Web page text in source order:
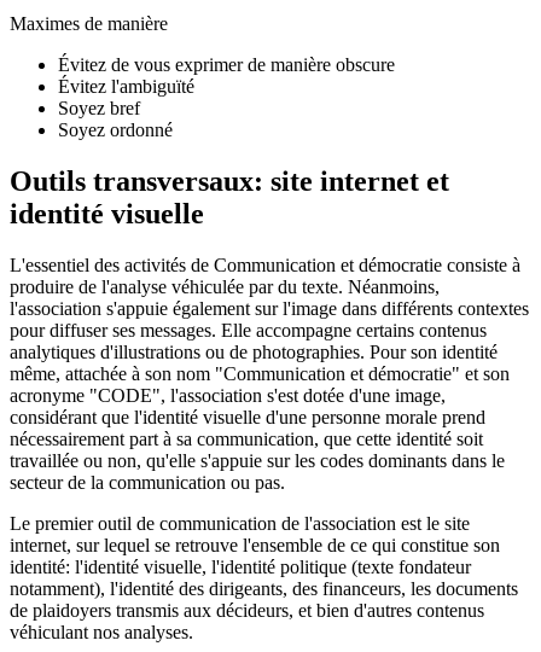
Maximes de manière
Évitez de vous exprimer de manière obscure
Évitez l'ambiguïté
Soyez bref
Soyez ordonné
Outils transversaux: site internet et
identité visuelle
L'essentiel des activités de Communication et démocratie consiste à
produire de l'analyse véhiculée par du texte. Néanmoins,
l'association s'appuie également sur l'image dans différents contextes
pour diffuser ses messages. Elle accompagne certains contenus
analytiques d'illustrations ou de photographies. Pour son identité
même, attachée à son nom "Communication et démocratie" et son
acronyme "CODE", l'association s'est dotée d'une image,
considérant que l'identité visuelle d'une personne morale prend
nécessairement part à sa communication, que cette identité soit
travaillée ou non, qu'elle s'appuie sur les codes dominants dans le
secteur de la communication ou pas.
Le premier outil de communication de l'association est le site
internet, sur lequel se retrouve l'ensemble de ce qui constitue son
identité: l'identité visuelle, l'identité politique (texte fondateur
notamment), l'identité des dirigeants, des financeurs, les documents
de plaidoyers transmis aux décideurs, et bien d'autres contenus
véhiculant nos analyses.